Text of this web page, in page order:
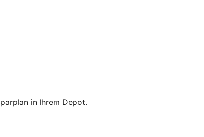
in Ihrem Depot.